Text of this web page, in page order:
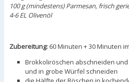
100 g (mindestens) Parmesan, frisch
4-6 EL Olivenöl
Zubereitung:60 Minuten + 30 Minuten
Brokkoliröschen abschneiden
und in grobe Würfel schneiden